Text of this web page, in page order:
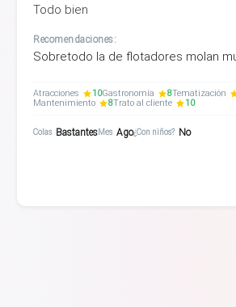
Todo bien
Recomendaciones:
Sobretodo la de flotadores molan
Atracciones 10Gastronomía 8Tematización
Mantenimiento
8Trato al cliente 10
Colas BastantesMes Ago¿Con niños? No